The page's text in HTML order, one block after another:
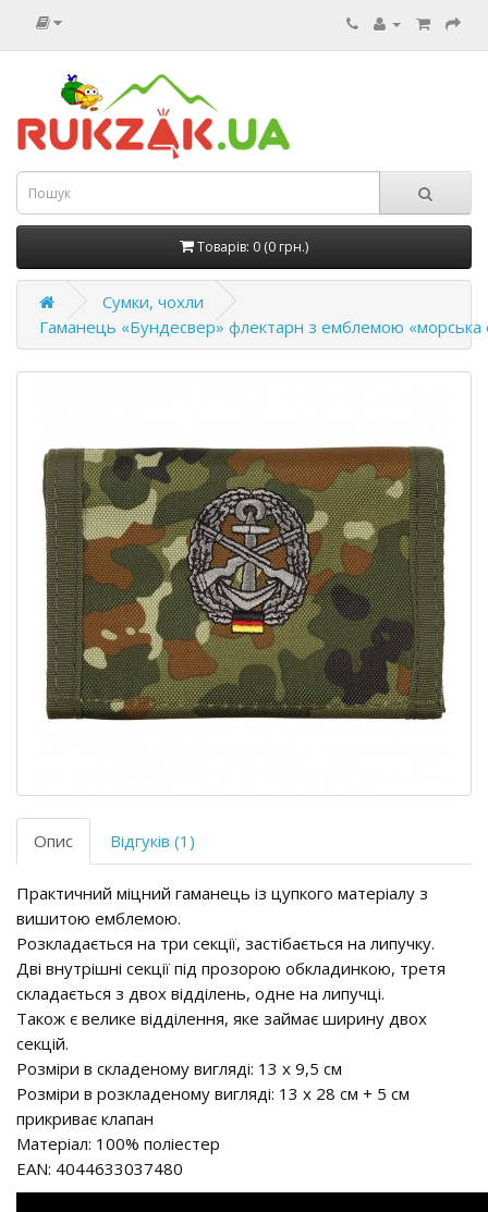
Товарів: 0 (0 грн.)
Сумки, чохли
Гаманець «Бундесвер» флектарн з емблемою «морська
Опис Відгуків (1)
Практичний міцний гаманець із цупкого матеріалу з
вишитою емблемою.
Розкладається на три секції, застібається на липучку.
Дві внутрішні секції під прозорою обкладинкою, третя
складається з двох відділень, одне на липучці.
Також є велике відділення, яке займає ширину двох
секцій.
Розміри в складеному вигляді: 13 х 9,5 см
Розміри в розкладеному вигляді: 13 х 28 см + 5 см
прикриває клапан
Матеріал: 100% поліестер
EAN: 4044633037480